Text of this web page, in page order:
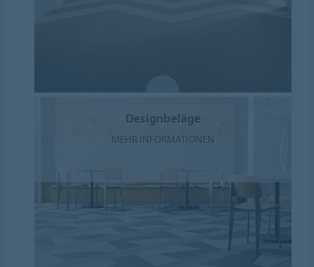
Designbeläge
MEHR INFORMATIONEN